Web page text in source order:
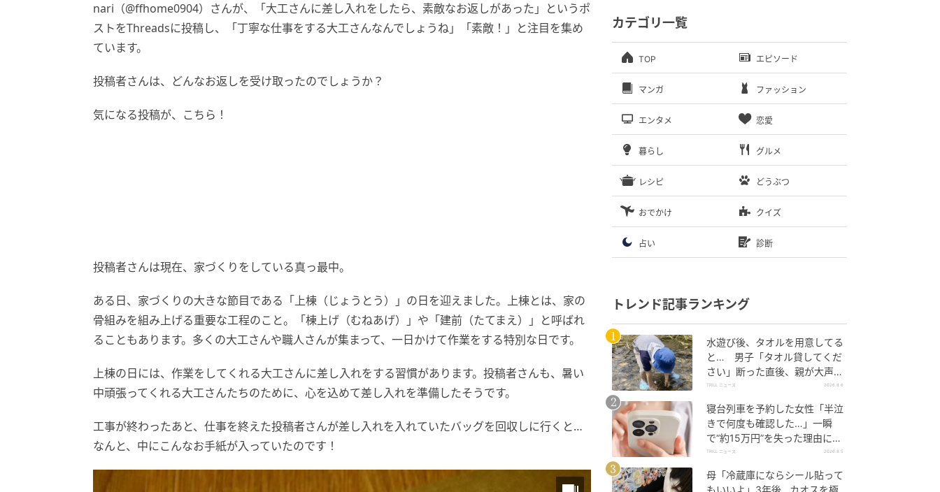
nari（@ffhome0904）さんが、「大工さんに差し入れをしたら、素敵なお返しがあった」というポ
ストをThreadsに投稿し、「丁寧な仕事をする大工さんなんでしょうね」「素敵！」と注目を集め
ています。
投稿者さんは、どんなお返しを受け取ったのでしょうか？
気になる投稿が、こちら！
投稿者さんは現在、家づくりをしている真っ最中。
ある日、家づくりの大きな節目である「上棟（じょうとう）」の日を迎えました。上棟とは、家の
骨組みを組み上げる重要な工程のこと。「棟上げ（むねあげ）」や「建前（たてまえ）」と呼ばれ
ることもあります。多くの大工さんや職人さんが集まって、一日かけて作業をする特別な日です。
上棟の日には、作業をしてくれる大工さんに差し入れをする習慣があります。投稿者さんも、暑い
中頑張ってくれる大工さんたちのために、心を込めて差し入れを準備したそうです。
工事が終わったあと、仕事を終えた投稿者さんが差し入れを入れていたバッグを回収しに行くと…
なんと、中にこんなお手紙が入っていたのです！
カテゴリ一覧
TOP エピソード
マンガ ファッション
エンタメ 恋愛
暮らし グルメ
レシピ どうぶつ
おでかけ クイズ
占い 診断
トレンド記事ランキング
水遊び後、タオルを用意してる
と… 男子「タオル貸してくだ
さい」断った直後、親が大声で
放った一言に絶句
TRILL ニュース 2026.8.6
寝台列車を予約した女性「半泣
きで何度も確認した…」一瞬
で“約15万円”を失った理由に
「膝から崩れ落ちました」
TRILL ニュース 2026.8.5
母「冷蔵庫にならシール貼って
もいいよ」3年後…カオスを極